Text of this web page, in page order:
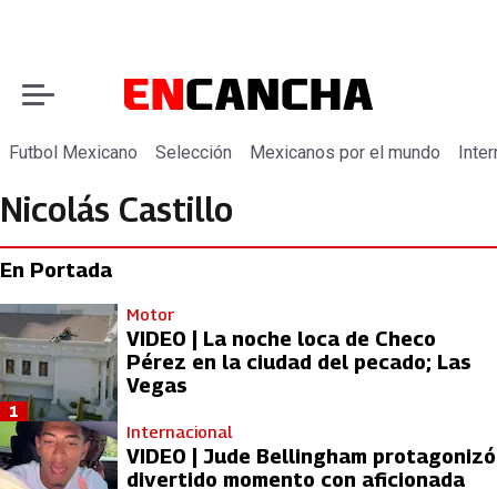
Futbol Mexicano Selección Mexicanos por el mundo
Nicolás Castillo
En Portada
Motor
VIDEO | La noche loca de Checo
Pérez en la ciudad del pecado; Las
Vegas
1
Internacional
VIDEO | Jude Bellingham protagonizó
divertido momento con aficionada